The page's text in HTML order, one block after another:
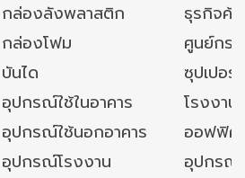
กล่องลังพลาสติก
ธุรกิจค้
กล่องโฟม
ศูนย์กร
บันได
ซุปเปอ
อุปกรณ์ใช้ในอาคาร
โรงงา
อุปกรณ์ใช้นอกอาคาร
ออฟฟิศ/
อุปกรณ์โรงงาน
อุปกรณ์